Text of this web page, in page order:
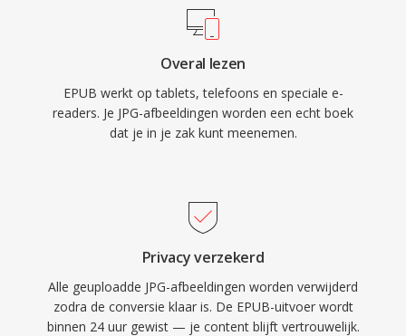
Overal lezen
EPUB werkt op tablets, telefoons en speciale e-
readers. Je JPG-afbeeldingen worden een echt boek
dat je in je zak kunt meenemen.
Privacy verzekerd
Alle geuploadde JPG-afbeeldingen worden verwijderd
zodra de conversie klaar is. De EPUB-uitvoer wordt
binnen 24 uur gewist — je content blijft vertrouwelijk.